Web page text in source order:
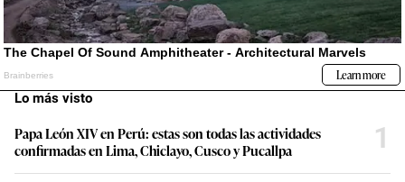
Lo más visto
Papa León XIV en Perú: estas son todas las actividades
confirmadas en Lima, Chiclayo, Cusco y Pucallpa
1